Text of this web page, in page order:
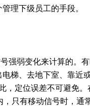
理下级员工的手段。
弱变化来计算的。有
梯、去地下室、靠近
，定位误差不可避免。
，只有移动信号时，通